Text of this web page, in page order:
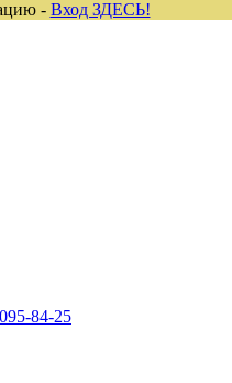
84-25
- Вход ЗДЕСЬ!